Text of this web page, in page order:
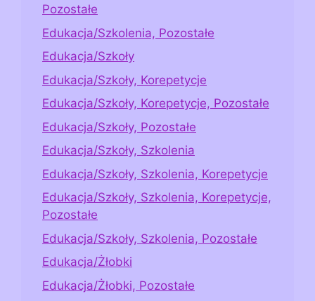
Pozostałe
Edukacja/Szkolenia, Pozostałe
Edukacja/Szkoły
Edukacja/Szkoły, Korepetycje
Edukacja/Szkoły, Korepetycje, Pozostałe
Edukacja/Szkoły, Pozostałe
Edukacja/Szkoły, Szkolenia
Edukacja/Szkoły, Szkolenia, Korepetycje
Edukacja/Szkoły, Szkolenia, Korepetycje,
Pozostałe
Edukacja/Szkoły, Szkolenia, Pozostałe
Edukacja/Żłobki
Edukacja/Żłobki, Pozostałe